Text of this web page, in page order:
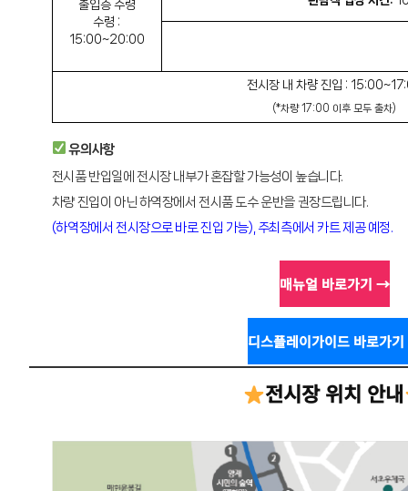
출입증 수령
수령 :
15:00~20:00
전시장 내 차량 진입 :
(*차량 17:00 이후 모두 출차)
유의사항
전시품 반입일에 전시장 내부가 혼잡할 가능성이 높습니다.
차량 진입이 아닌 하역장에서 전시품 도수 운반을 권장드립니다.
(하역장에서 전시장으로 바로 진입 가능), 주최측에서 카트 제공 예정.
매뉴얼 바로가기 →
디스플레이가이드 바로가
전시장 위치 안내